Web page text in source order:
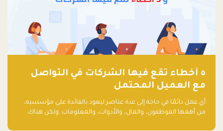
٥ أخطاء تقع فيها الشركات في التواصل
مع العميل المحتمل
أي عمل دائمًا في حاجة إلى عدة عناصر ليعود بالفائدة على مؤسسيه،
من أهمها الموظفون، والمال، والأدوات، والمعلومات. ولكن هناك